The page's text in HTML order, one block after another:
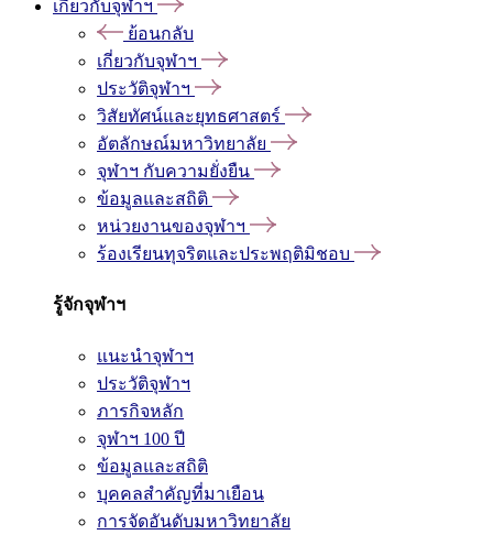
เกี่ยวกับจุฬาฯ
ย้อนกลับ
เกี่ยวกับจุฬาฯ
ประวัติจุฬาฯ
วิสัยทัศน์และยุทธศาสตร์
อัตลักษณ์มหาวิทยาลัย
จุฬาฯ กับความยั่งยืน
ข้อมูลและสถิติ
หน่วยงานของจุฬาฯ
ร้องเรียนทุจริตและประพฤติมิชอบ
รู้จักจุฬาฯ
แนะนำจุฬาฯ
ประวัติจุฬาฯ
ภารกิจหลัก
จุฬาฯ 100 ปี
ข้อมูลและสถิติ
บุคคลสำคัญที่มาเยือน
การจัดอันดับมหาวิทยาลัย